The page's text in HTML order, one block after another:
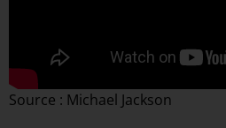
Source : Michael Jackson